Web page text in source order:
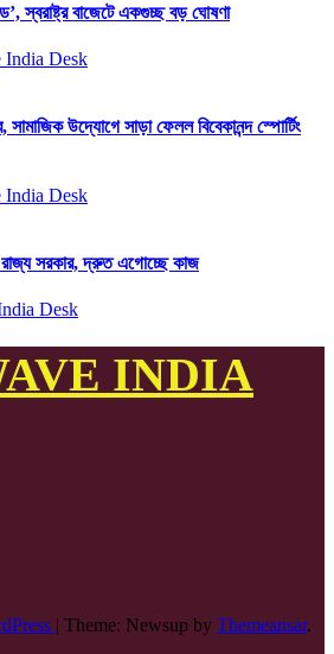
স্বরাষ্ট্র বাজেটে একগুচ্ছ বড় ঘোষণা
India Desk
উদ্যোগে সাড়া ফেলল বিবেকানন্দ স্পোর্টিং
India Desk
সরকার, দ্রুত এগোচ্ছে কাজ
Desk
INDIA
| Theme: Newsup by Themeansar.